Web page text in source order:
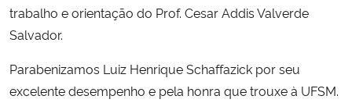
Banco Central do Brasil
trabalho e orientação do Prof. Cesar Addis Valverde
Salvador.
Parabenizamos Luiz Henrique Schaffazick por seu
excelente desempenho e pela honra que trouxe à UFSM.